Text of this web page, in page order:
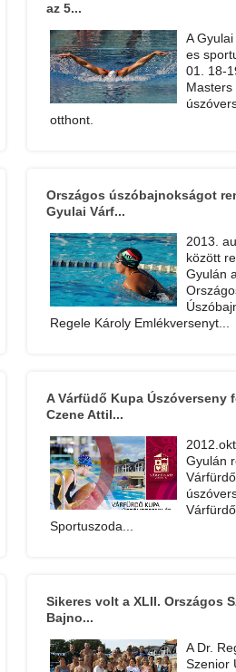
az 5...
A
es
01. 18-
Masters
otthont.
Országos úszóbajnokságot
Gyulai Várf...
2013.
között
Gyulán
Regele Károly Emlékversenyt...
A Várfüdő Kupa Úszóverseny
Czene Attil...
Gyulán
Sportuszoda...
Sikeres volt a XLII. Országos
Bajno...
A Dr.
Szenior